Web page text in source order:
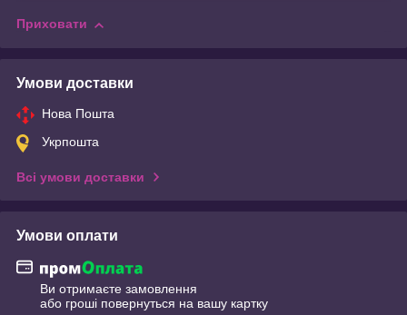
Приховати
Умови доставки
Нова Пошта
Укрпошта
Всі умови доставки
Умови оплати
Ви отримаєте замовлення
або гроші повернуться на вашу картку